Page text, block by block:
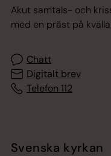
Akut samtals- och
med en präst på
Chatt
Digitalt brev
Telefon 112
Svenska kyrkan